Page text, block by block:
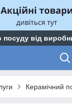
посуду від
Керамічний